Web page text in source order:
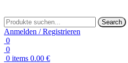
Search
Anmelden / Registrieren
0
0
0 items 0.00 €